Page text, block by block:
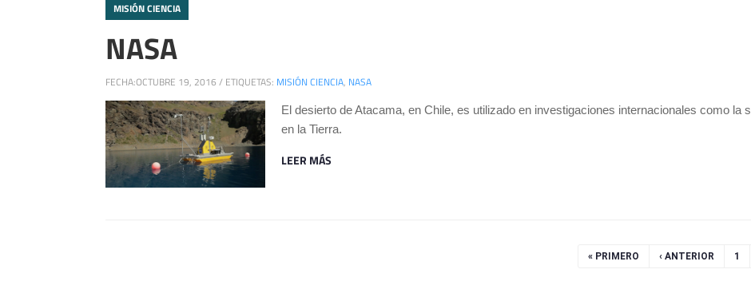
MISIÓN CIENCIA
NASA
FECHA:OCTUBRE 19, 2016 / ETIQUETAS: MISIÓN CIENCIA, NASA
El desierto de Atacama, en Chile, es utilizado en investigaciones internacionales como la
en la Tierra.
LEER MÁS
« PRIMERO ‹ ANTERIOR 1